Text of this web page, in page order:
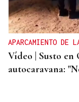
APARCAMIENTO DE
Vídeo | Susto
autocaravana: